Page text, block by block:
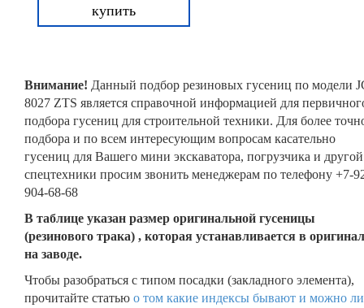
купить
Внимание! Данный подбор резиновых гусениц по модели
8027 ZTS является справочной информацией для
подбора гусениц для строительной техники. Для более
подбора и по всем интересующим вопросам касательно
гусениц для Вашего мини экскаватора, погрузчика и другой
спецтехники просим звонить менеджерам по телефону +7-
904-68-68
В таблице указан размер оригинальной гусеницы
(резинового трака) , которая устанавливается в
на заводе.
Чтобы разобраться с типом посадки (закладного элемента),
прочитайте статью о том какие индексы бывают и можно